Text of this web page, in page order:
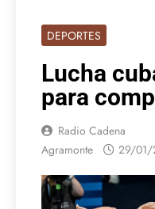
DEPORTES
Lucha
para
Radio Cadena
Agramonte
29/01/